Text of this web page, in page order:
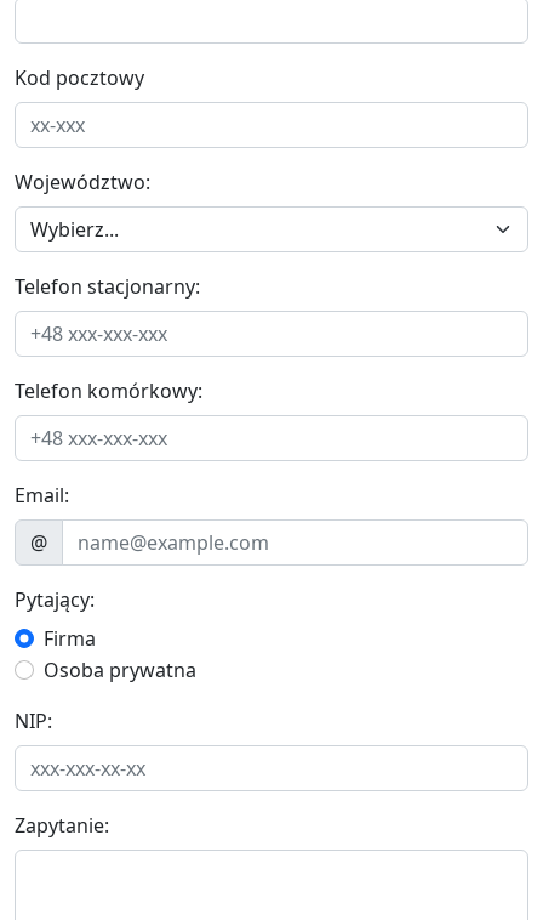
Kod pocztowy
Województwo:
Telefon stacjonarny:
Telefon komórkowy:
Email:
@
Pytający:
Firma
Osoba prywatna
NIP:
Zapytanie: